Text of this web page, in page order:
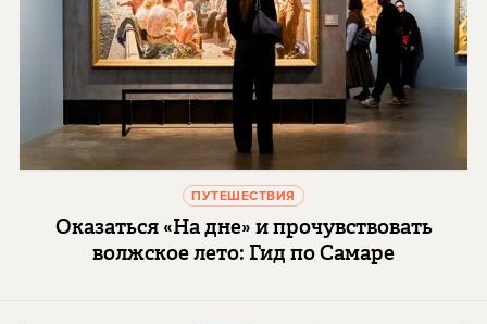
ПУТЕШЕСТВИЯ
Оказаться «На дне» и прочувствовать
волжское лето: Гид по Самаре